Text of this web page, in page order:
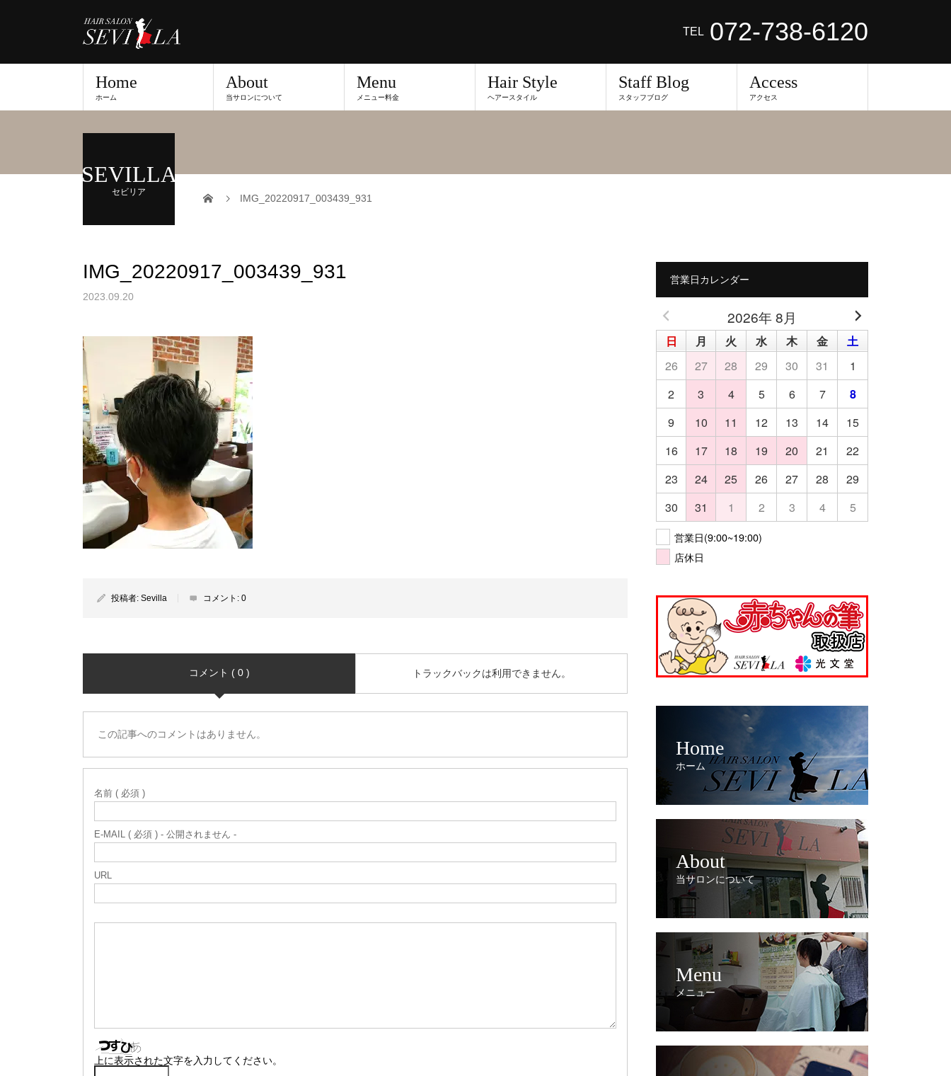
TEL 072-738-6120
Home
ホーム
About
当サロンについて
Menu
メニュー料金
Hair Style
ヘアースタイル
Staff Blog
スタッフブログ
Access
アクセス
SEVILLA
セビリア
IMG_20220917_003439_931
IMG_20220917_003439_931
2023.09.20
投稿者: Sevilla コメント: 0
コメント ( 0 ) トラックバックは利用できません。
この記事へのコメントはありません。
名前 ( 必須 )
E-MAIL ( 必須 ) - 公開されません -
URL
上に表示された文字を入力してください。
営業日カレンダー
2026年 8月
日 月 火 水 木 金
土
26
27 28 29 30 31
1
2
3 4 5 6 7
8
9
10 11 12 13 14
15
16
17 18 19 20 21
22
23
24 25 26 27 28
29
30
31 1 2 3 4 5
営業日(9:00~19:00)
店休日
Home
ホーム
About
当サロンについて
Menu
メニュー